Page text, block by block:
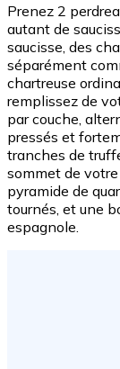
Prenez 2
autant de
saucisse, des
séparément
chartreuse
remplissez de
par couche,
pressés et
tranches de
sommet de
pyramide de
tournés, et une
espagnole.